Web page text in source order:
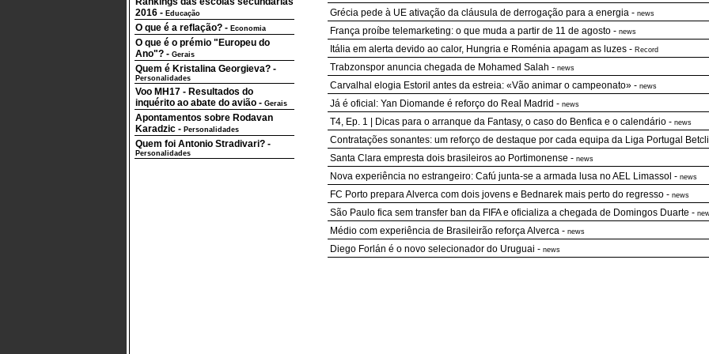
2016 - Educação
O que é a reflação? - Economia
O que é o prémio "Europeu do
Ano"? - Gerais
Quem é Kristalina Georgieva? -
Personalidades
Voo MH17 - Resultados do
inquérito ao abate do avião - Gerais
Apontamentos sobre Rodavan
Karadzic - Personalidades
Quem foi Antonio Stradivari? -
Personalidades
Grécia pede à UE ativação da cláusula de derrogação para a energia - news
França proíbe telemarketing: o que muda a partir de 11 de agosto - news
Itália em alerta devido ao calor, Hungria e Roménia apagam as luzes - Record
Trabzonspor anuncia chegada de Mohamed Salah - news
Carvalhal elogia Estoril antes da estreia: «Vão animar o campeonato» - news
Já é oficial: Yan Diomande é reforço do Real Madrid - news
T4, Ep. 1 | Dicas para o arranque da Fantasy, o caso do Benfica e o calendário - news
Contratações sonantes: um reforço de destaque por cada equipa da Liga Portugal
Santa Clara empresta dois brasileiros ao Portimonense - news
Nova experiência no estrangeiro: Cafú junta-se a armada lusa no AEL Limassol - news
FC Porto prepara Alverca com dois jovens e Bednarek mais perto do regresso - news
São Paulo fica sem transfer ban da FIFA e oficializa a chegada de Domingos Duarte -
Médio com experiência de Brasileirão reforça Alverca - news
Diego Forlán é o novo selecionador do Uruguai - news